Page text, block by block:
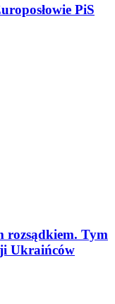
PiS
rozsądkiem. Tym
Ukraińców